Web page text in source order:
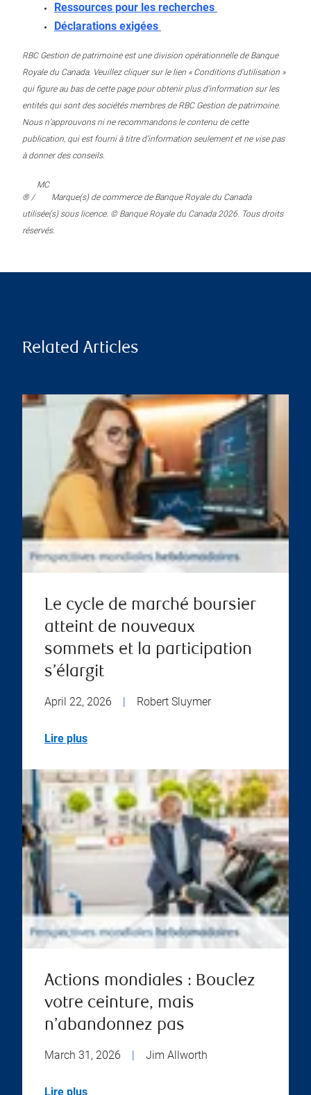
Ressources pour les recherches
Déclarations exigées
RBC Gestion de patrimoine est une division opérationnelle de Banque
Royale du Canada. Veuillez cliquer sur le lien « Conditions d’utilisation »
qui figure au bas de cette page pour obtenir plus d’information sur les
entités qui sont des sociétés membres de RBC Gestion de patrimoine.
Nous n’approuvons ni ne recommandons le contenu de cette
publication, qui est fourni à titre d’information seulement et ne vise pas
à donner des conseils.
® /
MC
Marque(s) de commerce de Banque Royale du Canada
utilisée(s) sous licence. © Banque Royale du Canada 2026. Tous droits
réservés.
Related Articles
Le cycle de marché boursier
atteint de nouveaux
sommets et la participation
s’élargit
April 22, 2026 Robert Sluymer
Lire plus
Actions mondiales : Bouclez
votre ceinture, mais
n’abandonnez pas
March 31, 2026 | Jim Allworth
Lire plus